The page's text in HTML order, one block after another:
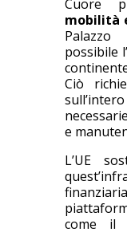
Cuore
mobilità
possibile
Ciò
necessarie
e
L’UE
come il